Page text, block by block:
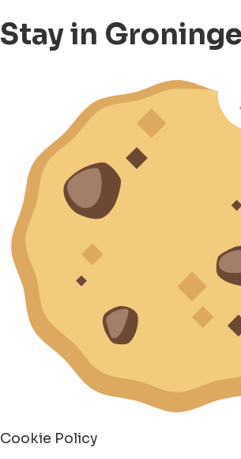
Stay in
Cookie Policy